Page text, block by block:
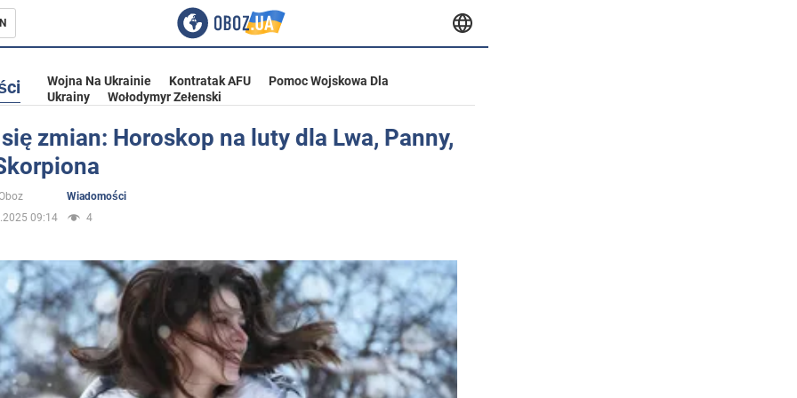
Ukrainie
Wojna Na Ukrainie Kontratak AFU
Pomoc Wojskowa Dla
Ukrainy
Wołodymyr Zełenski
zmian: Horoskop na luty dla Lwa, Panny,
Wiadomości
09:14
4